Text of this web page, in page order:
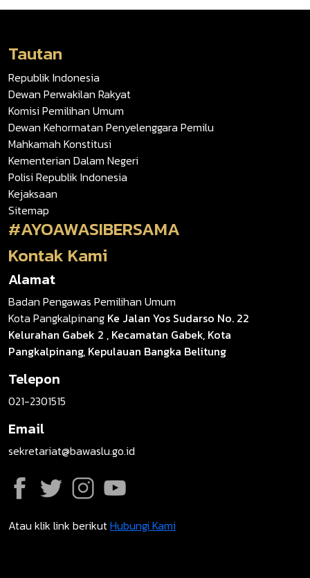
Tautan
Republik Indonesia
Dewan Perwakilan Rakyat
Komisi Pemilihan Umum
Dewan Kehormatan Penyelenggara Pemilu
Mahkamah Konstitusi
Kementerian Dalam Negeri
Polisi Republik Indonesia
Kejaksaan
Sitemap
#AYOAWASIBERSAMA
Kontak Kami
Alamat
Badan Pengawas Pemilihan Umum
Kota Pangkalpinang Ke Jalan Yos Sudarso No. 22
Kelurahan Gabek 2 , Kecamatan Gabek, Kota
Pangkalpinang, Kepulauan Bangka Belitung
Telepon
021-2301515
Email
sekretariat@bawaslu.go.id
Atau klik link berikutHubungi Kami